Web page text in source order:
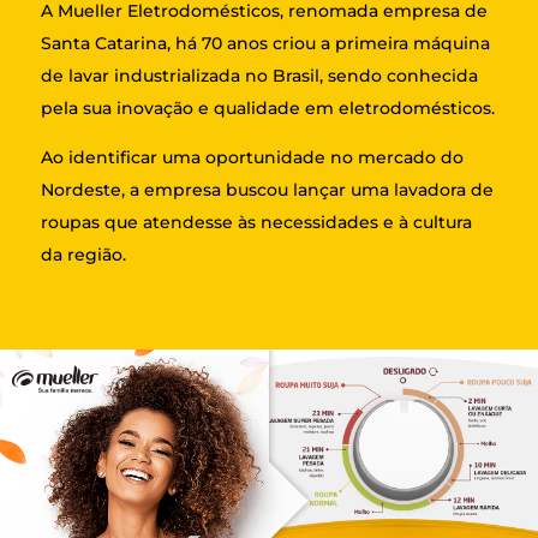
A Mueller Eletrodomésticos, renomada empresa de
Santa Catarina, há 70 anos criou a primeira máquina
de lavar industrializada no Brasil, sendo conhecida
pela sua inovação e qualidade em eletrodomésticos.
Ao identificar uma oportunidade no mercado do
Nordeste, a empresa buscou lançar uma lavadora de
roupas que atendesse às necessidades e à cultura
da região.